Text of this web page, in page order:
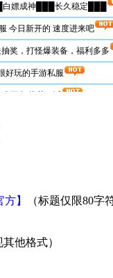
】 （标题仅限80字
他格式）